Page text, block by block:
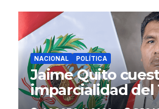
NACIONAL POLÍTICA
Jaime Quito
imparcialidad del
Constitucional